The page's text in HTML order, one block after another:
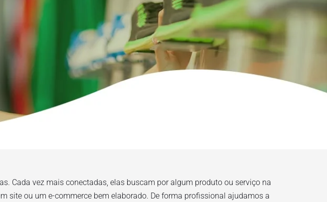
Cada vez mais conectadas, elas buscam por algum produto ou serviço na
site ou um e-commerce bem elaborado. De forma profissional ajudamos a